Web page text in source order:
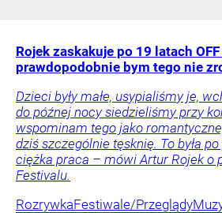
Rojek zaskakuje po 19 latach
prawdopodobnie bym tego nie
Dzieci były małe, usypialiśmy je,
do późnej nocy siedzieliśmy przy
wspominam tego jako
dziś szczególnie tęsknię. To była
ciężka praca – mówi Artur Rojek o
Festivalu.
RozrywkaFestiwale/Przeglądy